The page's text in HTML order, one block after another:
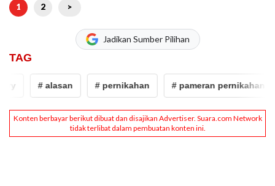
1 2 >
Jadikan Sumber Pilihan
TAG
# alasan # pernikahan # pameran pernikahan